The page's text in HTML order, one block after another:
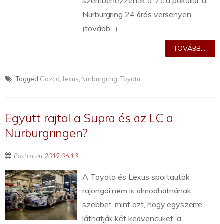
Nürburgring 24 órás versenyen.
(tovább…)
TOVÁBB...
Tagged Gazoo lexus Nürburgring ,Toyota
Együtt rajtol a Supra és az LC a
Nürburgringen?
Posted on 2019.06.13
A Toyota és Lexus sportautók
rajongói nem is álmodhatnának
szebbet, mint azt, hogy egyszerre
láthatják két kedvencüket, a